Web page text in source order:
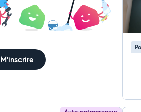
M'inscrire